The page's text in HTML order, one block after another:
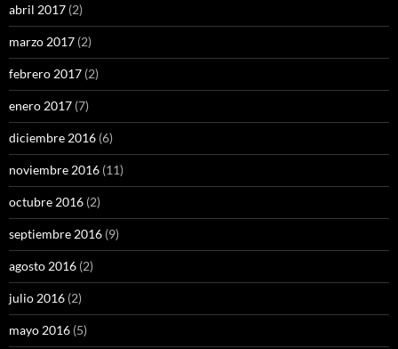
abril 2017 (2)
marzo 2017 (2)
febrero 2017 (2)
enero 2017 (7)
diciembre 2016 (6)
noviembre 2016 (11)
octubre 2016 (2)
septiembre 2016 (9)
agosto 2016 (2)
julio 2016 (2)
mayo 2016 (5)